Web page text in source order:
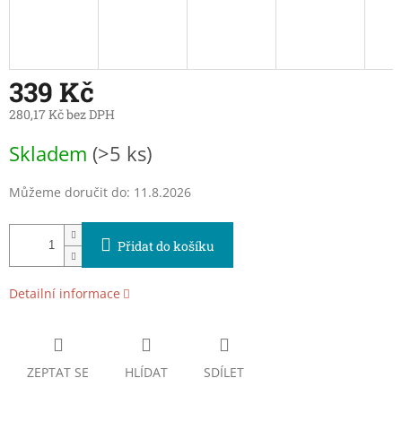
339 Kč
280,17 Kč bez DPH
cena:
Skladem (>5 ks)
Můžeme doručit do: 11.8.2026
Přidat do košíku
Detailní informace
ZEPTAT SE HLÍDAT SDÍLET